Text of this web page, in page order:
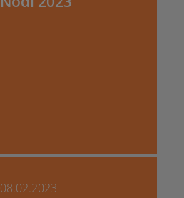
08.02.2023